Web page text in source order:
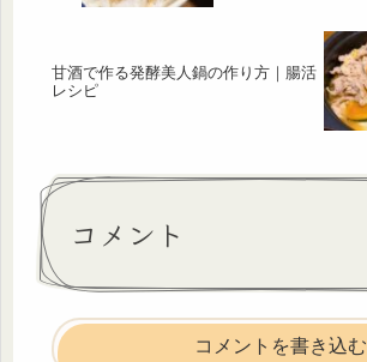
甘酒で作る発酵美人鍋の作り方｜腸活
レシピ
コメント
コメントを書き込む